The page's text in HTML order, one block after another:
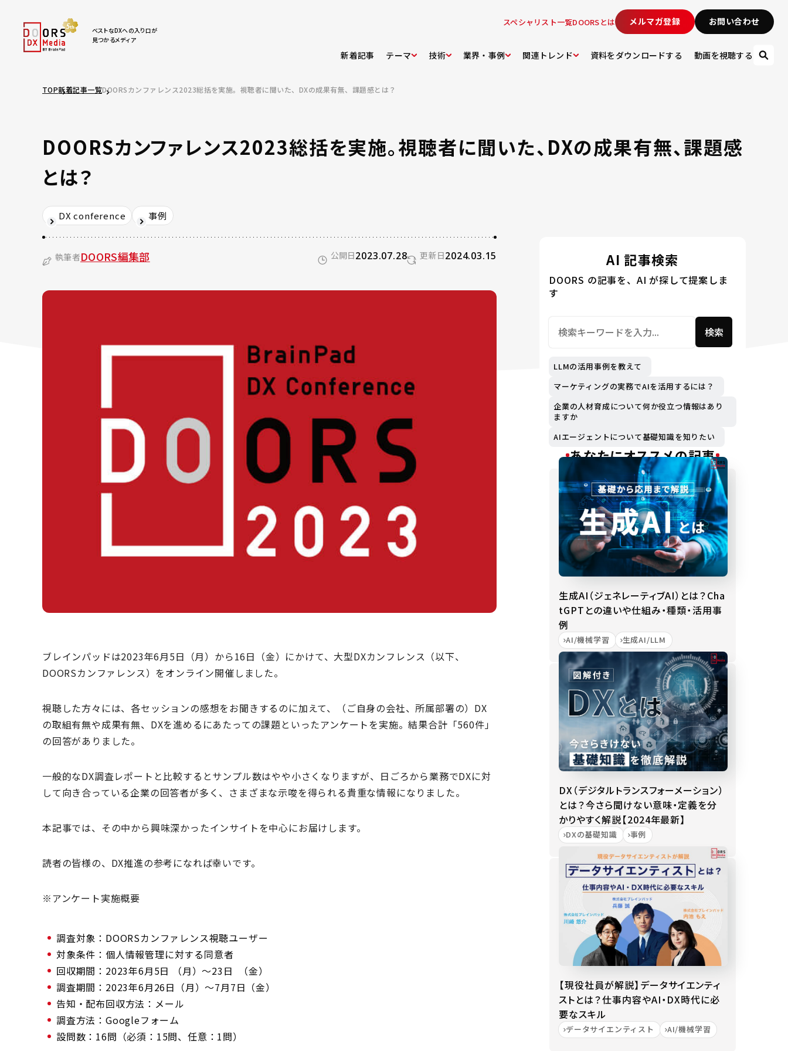
ベストなDXへの入り口が
見つかるメディア
スペシャリスト一覧DOORSとは メルマガ登録 お問い合わせ
新着記事 テーマ 技術 業界・事例 関連トレンド 資料をダウンロードする 動画を視聴する
TOP新着記事一覧DOORSカンファレンス2023総括を実施。視聴者に聞いた、DXの成果有無、課題感とは？
DOORSカンファレンス2023総括を実施。視聴者に聞いた、DXの成果有無、課題感
とは？
DX conference 事例
執筆者DOORS編集部 公開日2023.07.28 更新日2024.03.15
ブレインパッドは2023年6月5日（月）から16日（金）にかけて、大型DXカンフレンス（以下、
DOORSカンファレンス）をオンライン開催しました。
視聴した方々には、各セッションの感想をお聞きするのに加えて、（ご自身の会社、所属部署の）DX
の取組有無や成果有無、DXを進めるにあたっての課題といったアンケートを実施。結果合計「560件」
の回答がありました。
一般的なDX調査レポートと比較するとサンプル数はやや小さくなりますが、日ごろから業務でDXに対
して向き合っている企業の回答者が多く、さまざまな示唆を得られる貴重な情報になりました。
本記事では、その中から興味深かったインサイトを中心にお届けします。
読者の皆様の、DX推進の参考になれば幸いです。
※アンケート実施概要
調査対象：DOORSカンファレンス視聴ユーザー
対象条件：個人情報管理に対する同意者
回収期間：2023年6月5日 （月）～23日 （金）
調査期間：2023年6月26日（月）～7月7日（金）
告知・配布回収方法：メール
調査方法：Googleフォーム
設問数：16問（必須：15問、任意：1問）
AI 記事検索
DOORS の記事を、AI が探して提案しま
す
検索
LLMの活用事例を教えて
マーケティングの実務でAIを活用するには？
企業の人材育成について何か役立つ情報はあり
ますか
AIエージェントについて基礎知識を知りたい
あなたにオススメの記事
生成AI（ジェネレーティブAI）とは？Cha
tGPTとの違いや仕組み・種類・活用事
例
AI/機械学習 生成AI/LLM
DX（デジタルトランスフォーメーション）
とは？今さら聞けない意味・定義を分
かりやすく解説【2024年最新】
DXの基礎知識 事例
【現役社員が解説】データサイエンティ
ストとは？仕事内容やAI・DX時代に必
要なスキル
データサイエンティスト AI/機械学習